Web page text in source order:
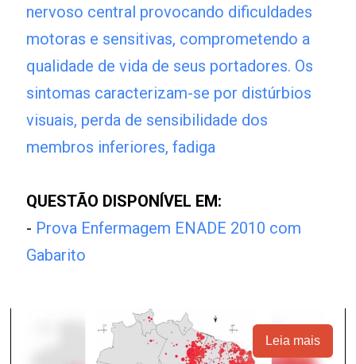
nervoso central provocando dificuldades
motoras e sensitivas, comprometendo a
qualidade de vida de seus portadores. Os
sintomas caracterizam-se por distúrbios
visuais, perda de sensibilidade dos
membros inferiores, fadiga
QUESTÃO DISPONÍVEL EM:
- Prova Enfermagem ENADE 2010 com
Gabarito
Leia mais